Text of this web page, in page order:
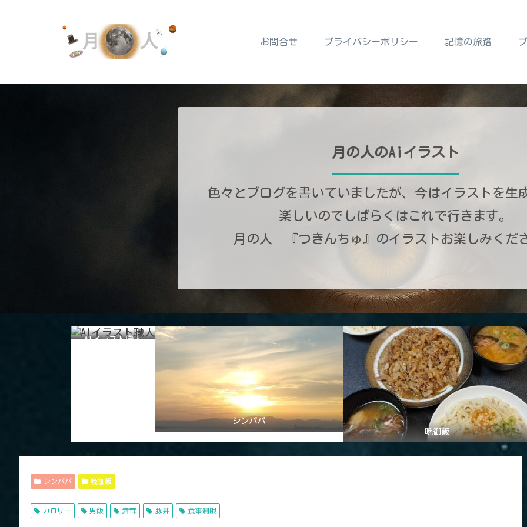
お問合せ プライバシーポリシー 記憶の旅路
月の人のAiイラスト
色々とブログを書いていましたが、今はイラストを生
楽しいのでしばらくはこれで行きます。
月の人 『つきんちゅ』のイラストお楽しみくだ
AIイラスト職人
シンパパ
晩御飯
シンパパ 晩御飯
カロリー 男飯 舞茸 豚丼 食事制限